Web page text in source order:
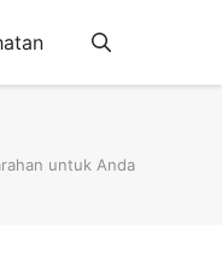
untuk Anda